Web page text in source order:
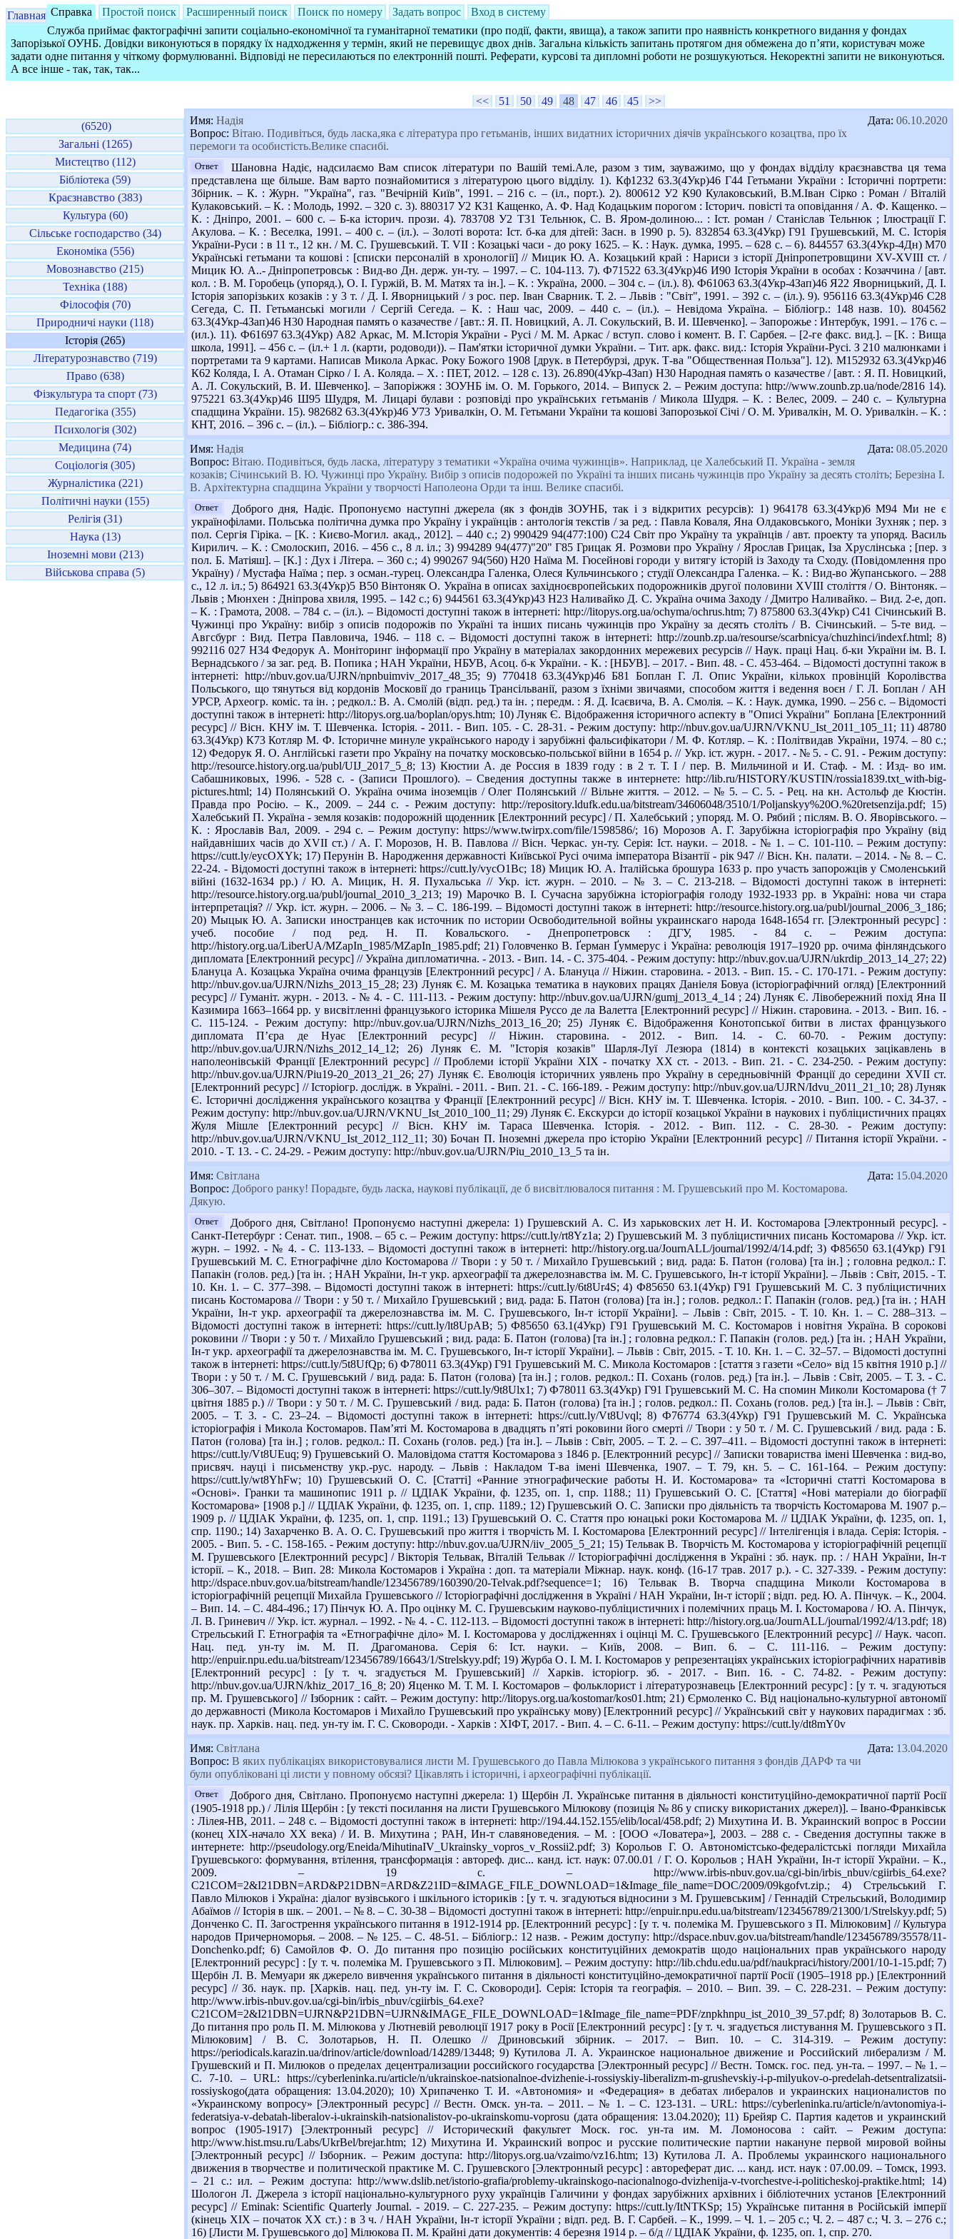
Главная Справка Простой поиск Расширенный поиск Поиск по номеру Задать вопрос
Вход в систему
Служба приймає фактографічні запити соціально-економічної та гуманітарної тематики (про події, факти, явища), а також запити про наявність конкретного видання у фондах
Запорізької ОУНБ. Довідки виконуються в порядку їх надходження у термін, який не перевищує двох днів. Загальна кількість запитань протягом дня обмежена до п’яти, користувач може
задати одне питання у чіткому формулюванні. Відповіді не пересилаються по електронній пошті. Реферати, курсові та дипломні роботи не розшукуються. Некоректні запити не виконуються.
А все інше - так, так, так...
(6520)
Загальні (1265)
Мистецтво (112)
Бібліотека (59)
Краєзнавство (383)
Культура (60)
Сільське господарство (34)
Економіка (556)
Мовознавство (215)
Техніка (188)
Філософія (70)
Природничі науки (118)
Історія (265)
Літературознавство (719)
Право (638)
Фізкультура та спорт (73)
Педагогіка (355)
Психологія (302)
Медицина (74)
Соціологія (305)
Журналістика (221)
Політичні науки (155)
Релігія (31)
Наука (13)
Іноземні мови (213)
Військова справа (5)
<< 51 50 49 48 47 46 45
>>
Дата: 06.10.2020
Имя: Надія
Вопрос: Вітаю. Подивіться, будь ласка,яка є література про гетьманів, інших видатних історичних діячів українського козацтва, про їх
перемоги та особистість.Велике спасибі.
Ответ
Шановна Надіє, надсилаємо Вам список літератури по Вашій темі.Але, разом з тим, зауважимо, що у фондах відділу краєзнавства ця тема
представлена ще більше. Вам варто познайомитися з літературою цього відділу. 1). Кф1232 63.3(4Укр)46 Г44 Гетьмани України : Історичні портрети:
Збірник. – К. : Журн. "Україна", газ. "Вечірній Київ", 1991. – 216 с. – (іл., порт.). 2). 800612 У2 К90 Кулаковський, В.М.Іван Сірко : Роман / Віталій
Кулаковський. – К. : Молодь, 1992. – 320 с. 3). 880317 У2 К31 Кащенко, А. Ф. Над Кодацьким порогом : Історич. повісті та оповідання / А. Ф. Кащенко. –
К. : Дніпро, 2001. – 600 с. – Б-ка історич. прози. 4). 783708 У2 Т31 Тельнюк, С. В. Яром-долиною... : Іст. роман / Станіслав Тельнюк ; Ілюстрації Г.
Акулова. – К. : Веселка, 1991. – 400 с. – (іл.). – Золоті ворота: Іст. б-ка для дітей: Засн. в 1990 р. 5). 832854 63.3(4Укр) Г91 Грушевський, М. С. Історія
України-Руси : в 11 т., 12 кн. / М. С. Грушевський. Т. VII : Козацькі часи - до року 1625. – К. : Наук. думка, 1995. – 628 с. – 6). 844557 63.3(4Укр-4Дн) М70
Українські гетьмани та кошові : [списки персоналій в хронології] // Мицик Ю. А. Козацький край : Нариси з історії Дніпропетровщини ХV-XVIII ст. /
Мицик Ю. А..- Дніпропетровськ : Вид-во Дн. держ. ун-ту. – 1997. – С. 104-113. 7). Ф71522 63.3(4Укр)46 И90 Історія України в особах : Козаччина / [авт.
кол. : В. М. Горобець (упоряд.), О. І. Гуржій, В. М. Матях та ін.]. – К. : Україна, 2000. – 304 с. – (іл.). 8). Ф61063 63.3(4Укр-4Зап)46 Я22 Яворницький, Д. І.
Історія запорізьких козаків : у 3 т. / Д. І. Яворницький / з рос. пер. Іван Сварник. Т. 2. – Львів : "Світ", 1991. – 392 с. – (іл.). 9). 956116 63.3(4Укр)46 С28
Сегеда, С. П. Гетьманські могили / Сергій Сегеда. – К. : Наш час, 2009. – 440 с. – (іл.). – Невідома Україна. – Бібліогр.: 148 назв. 10). 804562
63.3(4Укр-4Зап)46 Н30 Народная память о казачестве / [авт.: Я. П. Новицкий, А. Л. Сокульский, В. И. Шевченко]. – Запорожье : Интербук, 1991. – 176 с. –
(ил.). 11). Ф61697 63.3(4Укр) А82 Аркас, М. М.Історія України - Русі / М. М. Аркас / вступ. слово і комент. В. Г. Сарбея. – [2-ге факс. вид.]. – [К. : Вища
школа, 1991]. – 456 с. – (іл.+ 1 л. (карти, родоводи)). – Пам'ятки історичної думки України. – Тит. арк. факс. вид.: Історія України-Русі. З 210 малюнками і
портретами та 9 картами. Написав Микола Аркас. Року Божого 1908 [друк. в Петербурзі, друк. Т-ва "Общественная Польза"]. 12). М152932 63.3(4Укр)46
К62 Коляда, І. А. Отаман Сірко / І. А. Коляда. – Х. : ПЕТ, 2012. – 128 с. 13). 26.890(4Укр-4Зап) Н30 Народная память о казачестве / [авт. : Я. П. Новицкий,
А. Л. Сокульский, В. И. Шевченко]. – Запоріжжя : ЗОУНБ ім. О. М. Горького, 2014. – Випуск 2. – Режим доступа: http://www.zounb.zp.ua/node/2816 14).
975221 63.3(4Укр)46 Ш95 Шудря, М. Лицарі булави : розповіді про українських гетьманів / Микола Шудря. – К. : Велес, 2009. – 240 с. – Культурна
спадщина України. 15). 982682 63.3(4Укр)46 У73 Уривалкін, О. М. Гетьмани України та кошові Запорозької Січі / О. М. Уривалкін, М. О. Уривалкін. – К. :
КНТ, 2016. – 396 с. – (іл.). – Бібліогр.: с. 386-394.
Дата: 08.05.2020
Имя: Надія
Вопрос: Вітаю. Подивіться, будь ласка, літературу з тематики «Україна очима чужинців». Наприклад, це Халебський П. Україна - земля
козаків; Січинський В. Ю. Чужинці про Україну. Вибір з описів подорожей по Україні та інших писань чужинців про Україну за десять століть; Березіна І.
В. Архітектурна спадщина України у творчості Наполеона Орди та інш. Велике спасибі.
Ответ
Доброго дня, Надіє. Пропонуємо наступні джерела (як з фондів ЗОУНБ, так і з відкритих ресурсів): 1) 964178 63.3(4Укр)6 М94 Ми не є
українофілами. Польська політична думка про Україну і українців : антологія текстів / за ред. : Павла Коваля, Яна Олдаковського, Моніки Зухняк ; пер. з
пол. Сергія Гіріка. – [К. : Києво-Могил. акад., 2012]. – 440 с.; 2) 990429 94(477:100) С24 Світ про Україну та українців / авт. проекту та упоряд. Василь
Кирилич. – К. : Смолоскип, 2016. – 456 с., 8 л. іл.; 3) 994289 94(477)"20" Г85 Грицак Я. Розмови про Україну / Ярослав Грицак, Іза Хруслінська ; [пер. з
пол. Б. Матіяш]. – [К.] : Дух і Літера. – 360 с.; 4) 990267 94(560) Н20 Наїма М. Гюсейнові городи у витягу історій із Заходу та Сходу. (Повідомлення про
Україну) / Мустафа Наїма ; пер. з осман.-турец. Олександра Галенка, Олеся Кульчинського ; студії Олександра Галенка. – К. : Вид-во Жупанського. – 288
с., 12 л. іл.; 5) 864921 63.3(4Укр)5 В50 Вінтоняк О. Україна в описах західноєвропейських подорожників другої половини XVIII століття / О. Вінтоняк. –
Львів ; Мюнхен : Дніпрова хвиля, 1995. – 142 с.; 6) 944561 63.3(4Укр)43 Н23 Наливайко Д. С. Україна очима Заходу / Дмитро Наливайко. – Вид. 2-е, доп.
– К. : Грамота, 2008. – 784 с. – (іл.). – Відомості доступні також в інтернеті: http://litopys.org.ua/ochyma/ochrus.htm; 7) 875800 63.3(4Укр) С41 Січинський В.
Чужинці про Україну: вибір з описів подорожів по Україні та інших писань чужинців про Україну за десять століть / В. Січинський. – 5-те вид. –
Авгсбург : Вид. Петра Павловича, 1946. – 118 с. – Відомості доступні також в інтернеті: http://zounb.zp.ua/resourse/scarbnicya/chuzhinci/indexf.html; 8)
992116 027 Н34 Федорук А. Моніторинг інформації про Україну в матеріалах закордонних мережевих ресурсів // Наук. праці Нац. б-ки України ім. В. І.
Вернадського / за заг. ред. В. Попика ; НАН України, НБУВ, Асоц. б-к України. - К. : [НБУВ]. – 2017. - Вип. 48. - С. 453-464. – Відомості доступні також в
інтернеті: http://nbuv.gov.ua/UJRN/npnbuimviv_2017_48_35; 9) 770418 63.3(4Укр)46 Б81 Боплан Г. Л. Опис України, кількох провінцій Королівства
Польського, що тянуться від кордонів Московії до границь Трансільванії, разом з їхніми звичаями, способом життя і ведення воєн / Г. Л. Боплан / АН
УРСР, Археогр. коміс. та ін. ; редкол.: В. А. Смолій (відп. ред.) та ін. ; передм. : Я. Д. Ісаєвича, В. А. Смолія. – К. : Наук. думка, 1990. – 256 с. – Відомості
доступні також в інтернеті: http://litopys.org.ua/boplan/opys.htm; 10) Луняк Є. Відображення історичного аспекту в "Описі України" Боплана [Електронний
ресурс] // Вісн. КНУ ім. Т. Шевченка. Історія. - 2011. - Вип. 105. - С. 28-31. - Режим доступу: http://nbuv.gov.ua/UJRN/VKNU_Ist_2011_105_11; 11) 48780
63.3(4Укр) К73 Котляр М. Ф. Історичне минуле українського народу і зарубіжні фальсифікатори / М. Ф. Котляр. – К. : Політвидав України, 1974. – 80 с.;
12) Федорук Я. О. Англійські газети про Україну на початку московсько-польської війни в 1654 р. // Укр. іст. журн. - 2017. - № 5. - С. 91. - Режим доступу:
http://resource.history.org.ua/publ/UIJ_2017_5_8; 13) Кюстии А. де Россия в 1839 году : в 2 т. Т. I / пер. В. Мильчиной и И. Стаф. - М. : Изд- во им.
Сабашниковых, 1996. - 528 с. - (Записи Прошлого). – Сведения доступны также в интернете: http://lib.ru/HISTORY/KUSTIN/rossia1839.txt_with-big-
pictures.html; 14) Полянський О. Україна очима іноземців / Олег Полянський // Вільне життя. – 2012. – № 5. – С. 5. - Рец. на кн. Астольф де Кюстін.
Правда про Росію. – К., 2009. – 244 с. - Режим доступу: http://repository.ldufk.edu.ua/bitstream/34606048/3510/1/Poljanskyy%20O.%20retsenzija.pdf; 15)
Халебський П. Україна - земля козаків: подорожній щоденник [Електронний ресурс] / П. Халебський ; упоряд. М. О. Рябий ; післям. В. О. Яворівського. –
К. : Ярославів Вал, 2009. - 294 с. – Режим доступу: https://www.twirpx.com/file/1598586/; 16) Морозов А. Г. Зарубіжна історіографія про Україну (від
найдавніших часів до XVII ст.) / А. Г. Морозов, Н. В. Павлова // Вісн. Черкас. ун-ту. Серія: Іст. науки. – 2018. - № 1. – С. 101-110. – Режим доступу:
https://cutt.ly/eycOXYk; 17) Перунін В. Народження державності Київської Русі очима імператора Візантії - рік 947 // Вісн. Кн. палати. – 2014. - № 8. – С.
22-24. - Відомості доступні також в інтернеті: https://cutt.ly/vycO1Bc; 18) Мицик Ю. А. Італійська брошура 1633 р. про участь запорожців у Смоленський
війні (1632-1634 рр.) / Ю. А. Мицик, Н. Я. Пухальська // Укр. іст. журн. – 2010. – № 3. – С. 213-218. – Відомості доступні також в інтернеті:
http://resource.history.org.ua/publ/journal_2010_3_213; 19) Марочко В. І. Сучасна зарубіжна історіографія голоду 1932-1933 рр. в Україні: нова чи стара
інтерпретація? // Укр. іст. журн. – 2006. – № 3. – С. 186-199. – Відомості доступні також в інтернеті: http://resource.history.org.ua/publ/journal_2006_3_186;
20) Мыцык Ю. А. Записки иностранцев как источник по истории Освободительной войны украинскаго народа 1648-1654 гг. [Электронный ресурс] :
учеб. пособие / под ред. Н. П. Ковальского. - Днепропетровск : ДГУ, 1985. - 84 с. – Режим доступа:
http://history.org.ua/LiberUA/MZapIn_1985/MZapIn_1985.pdf; 21) Головченко В. Ґерман Ґуммерус і Україна: революція 1917–1920 рр. очима фінляндського
дипломата [Електронний ресурс] // Україна дипломатична. - 2013. - Вип. 14. - С. 375-404. - Режим доступу: http://nbuv.gov.ua/UJRN/ukrdip_2013_14_27; 22)
Блануца А. Козацька Україна очима французів [Електронний ресурс] / А. Блануца // Ніжин. старовина. - 2013. - Вип. 15. - С. 170-171. - Режим доступу:
http://nbuv.gov.ua/UJRN/Nizhs_2013_15_28; 23) Луняк Є. М. Козацька тематика в наукових працях Даніеля Бовуа (історіографічний огляд) [Електронний
ресурс] // Гуманіт. журн. - 2013. - № 4. - С. 111-113. - Режим доступу: http://nbuv.gov.ua/UJRN/gumj_2013_4_14 ; 24) Луняк Є. Лівобережний похід Яна ІІ
Казимира 1663–1664 рр. у висвітленні французького історика Мішеля Руссо де ла Валетта [Електронний ресурс] // Ніжин. старовина. - 2013. - Вип. 16. -
С. 115-124. - Режим доступу: http://nbuv.gov.ua/UJRN/Nizhs_2013_16_20; 25) Луняк Є. Відображення Конотопської битви в листах французького
дипломата П’єра де Нуає [Електронний ресурс] // Ніжин. старовина. - 2012. - Вип. 14. - С. 60-70. - Режим доступу:
http://nbuv.gov.ua/UJRN/Nizhs_2012_14_12; 26) Луняк Є. М. "Історія козаків" Шарля-Луї Лезюра (1814) в контексті козацьких зацікавлень в
наполеонівській Франції [Електронний ресурс] // Проблеми історії України XIX - початку XX ст. - 2013. - Вип. 21. - С. 234-250. - Режим доступу:
http://nbuv.gov.ua/UJRN/Piu19-20_2013_21_26; 27) Луняк Є. Еволюція історичних уявлень про Україну в середньовічній Франції до середини ХVІІ ст.
[Електронний ресурс] // Історіогр. дослідж. в Україні. - 2011. - Вип. 21. - С. 166-189. - Режим доступу: http://nbuv.gov.ua/UJRN/Idvu_2011_21_10; 28) Луняк
Є. Історичні дослідження українського козацтва у Франції [Електронний ресурс] // Вісн. КНУ ім. Т. Шевченка. Історія. - 2010. - Вип. 100. - С. 34-37. -
Режим доступу: http://nbuv.gov.ua/UJRN/VKNU_Ist_2010_100_11; 29) Луняк Є. Екскурси до історії козацької України в наукових і публіцистичних працях
Жуля Мішле [Електронний ресурс] // Вісн. КНУ ім. Тараса Шевченка. Історія. - 2012. - Вип. 112. - С. 28-30. - Режим доступу:
http://nbuv.gov.ua/UJRN/VKNU_Ist_2012_112_11; 30) Бочан П. Іноземні джерела про історію України [Електронний ресурс] // Питання історії України. -
2010. - Т. 13. - С. 24-29. - Режим доступу: http://nbuv.gov.ua/UJRN/Piu_2010_13_5 та ін.
Дата: 15.04.2020
Имя: Світлана
Вопрос: Доброго ранку! Порадьте, будь ласка, наукові публікації, де б висвітлювалося питання : М. Грушевський про М. Костомарова.
Дякую.
Ответ
Доброго дня, Світлано! Пропонуємо наступні джерела: 1) Грушевский А. С. Из харьковских лет Н. И. Костомарова [Электронный ресурс]. -
Санкт-Петербург : Сенат. тип., 1908. – 65 с. – Режим доступу: https://cutt.ly/rt8Yz1a; 2) Грушевський М. З публіцистичних писань Костомарова // Укр. іст.
журн. – 1992. - № 4. - C. 113-133. – Відомості доступні також в інтернеті: http://history.org.ua/JournALL/journal/1992/4/14.pdf; 3) Ф85650 63.1(4Укр) Г91
Грушевський М. С. Етнографічне діло Костомарова // Твори : у 50 т. / Михайло Грушевський ; вид. рада: Б. Патон (голова) [та ін.] ; головна редкол.: Г.
Папакін (голов. ред.) [та ін. ; НАН України, Ін-т укр. археографії та джерелознавства ім. М. С. Грушевського, Ін-т історії України]. – Львів : Світ, 2015. - Т.
10. Кн. 1. – С. 377–398. – Відомості доступні також в інтернеті: https://cutt.ly/6t8Ur4S; 4) Ф85650 63.1(4Укр) Г91 Грушевський М. С. З публіцистичних
писань Костомарова // Твори : у 50 т. / Михайло Грушевський ; вид. рада: Б. Патон (голова) [та ін.] ; голов. редкол.: Г. Папакін (голов. ред.) [та ін. ; НАН
України, Ін-т укр. археографії та джерелознавства ім. М. С. Грушевського, Ін-т історії України]. – Львів : Світ, 2015. - Т. 10. Кн. 1. – С. 288–313. –
Відомості доступні також в інтернеті: https://cutt.ly/lt8UpAB; 5) Ф85650 63.1(4Укр) Г91 Грушевський М. С. Костомаров і новітня Україна. В сорокові
роковини // Твори : у 50 т. / Михайло Грушевський ; вид. рада: Б. Патон (голова) [та ін.] ; головна редкол.: Г. Папакін (голов. ред.) [та ін. ; НАН України,
Ін-т укр. археографії та джерелознавства ім. М. С. Грушевського, Ін-т історії України]. – Львів : Світ, 2015. - Т. 10. Кн. 1. – С. 32–57. – Відомості доступні
також в інтернеті: https://cutt.ly/5t8UfQp; 6) Ф78011 63.3(4Укр) Г91 Грушевський М. С. Микола Костомаров : [стаття з газети «Село» від 15 квітня 1910 р.] //
Твори : у 50 т. / М. С. Грушевський / вид. рада: Б. Патон (голова) [та ін.] ; голов. редкол.: П. Сохань (голов. ред.) [та ін.]. – Львів : Світ, 2005. – Т. 3. - С.
306–307. – Відомості доступні також в інтернеті: https://cutt.ly/9t8Ulx1; 7) Ф78011 63.3(4Укр) Г91 Грушевський М. С. На спомин Миколи Костомарова († 7
цвітня 1885 р.) // Твори : у 50 т. / М. С. Грушевський / вид. рада: Б. Патон (голова) [та ін.] ; голов. редкол.: П. Сохань (голов. ред.) [та ін.]. – Львів : Світ,
2005. – Т. 3. - С. 23–24. – Відомості доступні також в інтернеті: https://cutt.ly/Vt8Uvql; 8) Ф76774 63.3(4Укр) Г91 Грушевський М. С. Українська
історіографія і Микола Костомаров. Пам’яті М. Костомарова в двадцять п’яті роковини його смерті // Твори : у 50 т. / М. С. Грушевський / вид. рада : Б.
Патон (голова) [та ін.] ; голов. редкол.: П. Сохань (голов. ред.) [та ін.]. – Львів : Світ, 2005. – Т. 2. – С. 397–411. – Відомості доступні також в інтернеті:
https://cutt.ly/Vt8UEuq; 9) Грушевський О. Маловідома стаття Костомарова з 1846 р. [Електронний ресурс] // Записки товариства імені Шевченка : вид-во,
присвяч. науці і письменству укр.-рус. народу. – Львів : Накладом Т-ва імені Шевченка, 1907. – Т. 79, кн. 5. – С. 161-164. – Режим доступу:
https://cutt.ly/wt8YhFw; 10) Грушевський О. С. [Статті] «Ранние этнографические работы Н. И. Костомарова» та «Історичні статті Костомарова в
«Основі». Гранки та машинопис 1911 р. // ЦДІАК України, ф. 1235, оп. 1, спр. 1188.; 11) Грушевський О. С. [Стаття] «Нові матеріали до біографії
Костомарова» [1908 р.] // ЦДІАК України, ф. 1235, оп. 1, спр. 1189.; 12) Грушевський О. С. Записки про діяльність та творчість Костомарова М. 1907 р.–
1909 р. // ЦДІАК України, ф. 1235, оп. 1, спр. 1191.; 13) Грушевський О. С. Стаття про юнацькі роки Костомарова М. // ЦДІАК України, ф. 1235, оп. 1,
спр. 1190.; 14) Захарченко В. А. О. С. Грушевський про життя і творчість М. І. Костомарова [Електронний ресурс] // Інтелігенція і влада. Серія: Історія. -
2005. - Вип. 5. - С. 158-165. - Режим доступу: http://nbuv.gov.ua/UJRN/iiv_2005_5_21; 15) Тельвак В. Творчість М. Костомарова у історіографічній рецепції
М. Грушевського [Електронний ресурс] / Вікторія Тельвак, Віталій Тельвак // Історіографічні дослідження в Україні : зб. наук. пр. : / НАН України, Ін-т
історії. – К., 2018. – Вип. 28: Микола Костомаров і Україна : доп. та матеріали Міжнар. наук. конф. (16-17 трав. 2017 р.). - С. 327-339. - Режим доступу:
http://dspace.nbuv.gov.ua/bitstream/handle/123456789/160390/20-Telvak.pdf?sequence=1; 16) Тельвак В. Творча спадщина Миколи Костомарова в
історіографічній рецепції Михайла Грушевського // Історіографічні дослідження в Україні / НАН України, Ін-т історії ; відп. ред. Ю. А. Пінчук. – К., 2004.
– Вип. 14. – С. 484-496.; 17) Пінчук Ю. А. Про оцінку М. С. Грушевським науково-публіцистичних і полемічних праць М. І. Костомарова / Ю. А. Пінчук,
Л. В. Гриневич // Укр. іст. журнал. – 1992. - № 4. - С. 112-113. – Відомості доступні також в інтернеті: http://history.org.ua/JournALL/journal/1992/4/13.pdf; 18)
Стрельський Г. Етнографія та «Етнографічне діло» М. І. Костомарова у дослідженнях і оцінці М. С. Грушевського [Електронний ресурс] // Наук. часоп.
Нац. пед. ун-ту ім. М. П. Драгоманова. Серія 6: Іст. науки. – Київ, 2008. – Вип. 6. – С. 111-116. – Режим доступу:
http://enpuir.npu.edu.ua/bitstream/123456789/16643/1/Strelskyy.pdf; 19) Журба О. І. М. І. Костомаров у репрезентаціях українських історіографічних наративів
[Електронний ресурс] : [у т. ч. згадується М. Грушевський] // Харків. історіогр. зб. - 2017. - Вип. 16. - С. 74-82. - Режим доступу:
http://nbuv.gov.ua/UJRN/khiz_2017_16_8; 20) Яценко М. Т. М. І. Костомаров – фольклорист і літературознавець [Електронний ресурс] : [у т. ч. згадуються
пр. М. Грушевського] // Ізборник : сайт. – Режим доступу: http://litopys.org.ua/kostomar/kos01.htm; 21) Єрмоленко С. Від національно-культурної автономії
до державності (Микола Костомаров і Михайло Грушевський про українську мову) [Електронний ресурс] // Український світ у наукових парадигмах : зб.
наук. пр. Харків. нац. пед. ун-ту ім. Г. С. Сковороди. - Харків : ХІФТ, 2017. - Вип. 4. – С. 6-11. – Режим доступу: https://cutt.ly/dt8mY0v
Дата: 13.04.2020
Имя: Світлана
Вопрос: В яких публікаціях використовувалися листи М. Грушевського до Павла Мілюкова з українського питання з фондів ДАРФ та чи
були опубліковані ці листи у повному обсязі? Цікавлять і історичні, і археографічні публікації.
Ответ
Доброго дня, Світлано. Пропонуємо наступні джерела: 1) Щербін Л. Українське питання в діяльності конституційно-демократичної партії Росії
(1905-1918 рр.) / Лілія Щербін : [у тексті посилання на листи Грушевського Мілюкову (позиція № 86 у списку використаних джерел)]. – Івано-Франківськ
: Лілея-НВ, 2011. – 248 с. – Відомості доступні також в інтернеті: http://194.44.152.155/elib/local/458.pdf; 2) Михутина И. В. Украинский вопрос в России
(конец ХІХ-начало ХХ века) / И. В. Михутина ; РАН, Ин-т славяноведения. – М. : [ООО «Ловатера»], 2003. – 288 с. - Сведения доступны также в
интернете: http://pseudology.org/Eneida/MihutinaIV_Ukrainsky_vopros_v_Rossii2.pdf; 3) Корольов Г. О. Автономістсько-федералістські погляди Михайла
Грушевського: формування, втілення, трансформація : автореф. дис... канд. іст. наук: 07.00.01 / Г. О. Корольов ; НАН України, Ін-т історії України. – К.,
2009. – 19 с. – http://www.irbis-nbuv.gov.ua/cgi-bin/irbis_nbuv/cgiirbis_64.exe?
C21COM=2&I21DBN=ARD&P21DBN=ARD&Z21ID=&IMAGE_FILE_DOWNLOAD=1&Image_file_name=DOC/2009/09kgofvt.zip.; 4) Стрельський Г.
Павло Мілюков і Україна: діалог вузівського і шкільного істориків : [у т. ч. згадуються відносини з М. Грушевським] / Геннадій Стрельський, Володимир
Абаїмов // Історія в шк. – 2001. – № 8. – С. 30-38 – Відомості доступні також в інтернеті: http://enpuir.npu.edu.ua/bitstream/123456789/21300/1/Strelskyy.pdf; 5)
Донченко С. П. Загострення українського питання в 1912-1914 рр. [Електронний ресурс] : [у т. ч. полеміка М. Грушевського з П. Мілюковим] // Культура
народов Причерноморья. – 2008. – № 125. – С. 48-51. – Бібліогр.: 12 назв. - Режим доступу: http://dspace.nbuv.gov.ua/bitstream/handle/123456789/35578/11-
Donchenko.pdf; 6) Самойлов Ф. О. До питання про позицію російських конституційних демократів щодо національних прав українського народу
[Електронний ресурс] : [у т. ч. полеміка М. Грушевського з П. Мілюковим]. – Режим доступу: http://lib.chdu.edu.ua/pdf/naukpraci/history/2001/10-1-15.pdf; 7)
Щербін Л. В. Мемуари як джерело вивчення українського питання в діяльності конституційно-демократичної партії Росії (1905–1918 рр.) [Електронний
ресурс] // Зб. наук. пр. [Харків. нац. пед. ун-ту ім. Г. С. Сковороди]. Серія: Історія та географія. – 2010. – Вип. 39. – С. 228-231. – Режим доступу:
http://www.irbis-nbuv.gov.ua/cgi-bin/irbis_nbuv/cgiirbis_64.exe?
C21COM=2&I21DBN=UJRN&P21DBN=UJRN&IMAGE_FILE_DOWNLOAD=1&Image_file_name=PDF/znpkhnpu_ist_2010_39_57.pdf; 8) Золотарьов В. С.
До питання про роль П. М. Мілюкова у Лютневій революції 1917 року в Росії [Електронний ресурс] : [у т. ч. згадується листування М. Грушевського з П.
Мілюковим] / В. С. Золотарьов, Н. П. Олешко // Дриновський збірник. – 2017. – Вип. 10. – С. 314-319. – Режим доступу:
https://periodicals.karazin.ua/drinov/article/download/14289/13448; 9) Кутилова Л. А. Украинское национальное движение и Российский либерализм / М.
Грушевский и П. Милюков о пределах децентрализации российского государства [Электронный ресурс] // Вестн. Томск. гос. пед. ун-та. – 1997. – № 1. –
С. 7-10. – URL: https://cyberleninka.ru/article/n/ukrainskoe-natsionalnoe-dvizhenie-i-rossiyskiy-liberalizm-m-grushevskiy-i-p-milyukov-o-predelah-detsentralizatsii-
rossiyskogo(дата обращения: 13.04.2020); 10) Хрипаченко Т. И. «Автономия» и «Федерация» в дебатах либералов и украинских националистов по
«Украинскому вопросу» [Электронный ресурс] // Вестн. Омск. ун-та. – 2011. – № 1. – С. 123-131. – URL: https://cyberleninka.ru/article/n/avtonomiya-i-
federatsiya-v-debatah-liberalov-i-ukrainskih-natsionalistov-po-ukrainskomu-voprosu (дата обращения: 13.04.2020); 11) Брейяр С. Партия кадетов и украинский
вопрос (1905-1917) [Электронный ресурс] // Исторический факультет Моск. гос. ун-та им. М. Ломоносова : сайт. – Режим доступа:
http://www.hist.msu.ru/Labs/UkrBel/brejar.htm; 12) Михутина И. Украинский вопрос и русские политические партии накануне первой мировой войны
[Электронный ресурс] // Ізборник. – Режим доступа: http://litopys.org.ua/vzaimo/vz16.htm; 13) Кутилова Л. А. Проблемы украинского национального
движения в творчестве и политической практике М. С. Грушевского [Электронный ресурс] : автореферат дис. ... канд. ист. наук : 07.00.09. – Томск, 1993.
– 21 с.: ил. – Режим доступа: http://www.dslib.net/istorio-grafia/problemy-ukrainskogo-nacionalnogo-dvizhenija-v-tvorchestve-i-politicheskoj-praktike.html; 14)
Шологон Л. Джерела з історії національно-культурного руху українців Галичини у фондах зарубіжних архівних і бібліотечних установ [Електронний
ресурс] // Eminak: Scientific Quarterly Journal. - 2019. – С. 227-235. – Режим доступу: https://cutt.ly/ItNTKSp; 15) Українське питання в Російській імперії
(кінець XIX – початок XX ст.) : в 3 ч. / НАН України, Ін-т історії України ; відп. ред. В. Г. Сарбей. – К., 1999. – Ч. 1. – 205 с.; Ч. 2. – 487 с.; Ч. 3. – 276 с.;
16) [Листи М. Грушевського до] Мілюкова П. М. Крайні дати документів: 4 березня 1914 р. – б/д // ЦДІАК України, ф. 1235, оп. 1, спр. 270.